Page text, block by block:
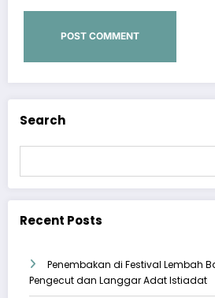
Search
Recent Posts
Penembakan di Festival Lembah
Pengecut dan Langgar Adat Istiadat